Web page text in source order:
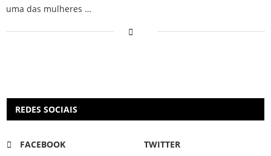
uma das mulheres …
REDES SOCIAIS
FACEBOOK
TWITTER